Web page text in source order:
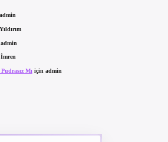
admin
Yıldırım
admin
İmren
Mı için admin